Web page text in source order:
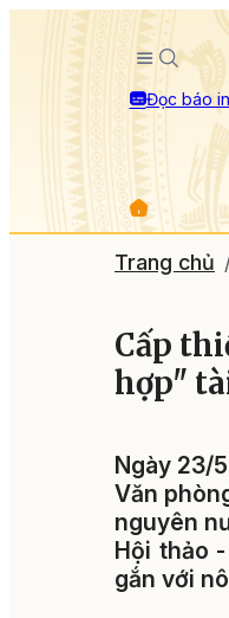
Đọc báo in
Trang chủ
Cấp
hợp"
Ngày 23/
Văn
nguyên
Hội thảo
gắn với